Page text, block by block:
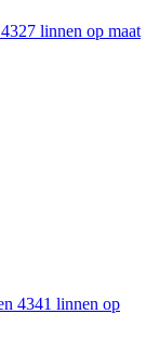
linnen op maat
4341 linnen op